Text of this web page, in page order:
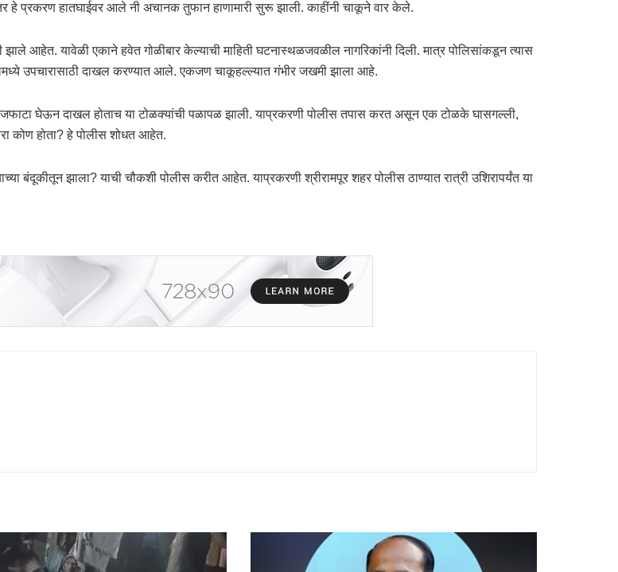
हे प्रकरण हातघाईवर आले नी अचानक तुफान हाणामारी सुरू झाली. काहींनी चाकूने वार केले.
यावेळी एकाने हवेत गोळीबार केल्याची माहिती घटनास्थळजवळील नागरिकांनी दिली. मात्र पोलिसांकडून त्यास
उपचारासाठी दाखल करण्यात आले. एकजण चाकूहल्ल्यात गंभीर जखमी झाला आहे.
घेऊन दाखल होताच या टोळक्यांची पळापळ झाली. याप्रकरणी पोलीस तपास करत असून एक टोळके घासगल्ली,
कोण होता? हे पोलीस शोधत आहेत.
बंदूकीतून झाला? याची चौकशी पोलीस करीत आहेत. याप्रकरणी श्रीरामपूर शहर पोलीस ठाण्यात रात्री उशिरापर्यंत या